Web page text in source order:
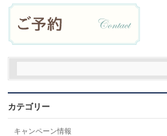
カテゴリー
キャンペーン情報